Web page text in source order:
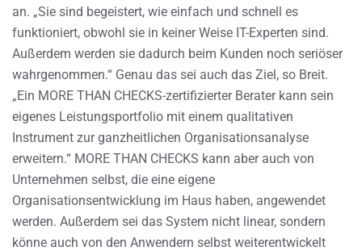
an. „Sie sind begeistert, wie einfach und schnell es
funktioniert, obwohl sie in keiner Weise IT-Experten sind.
Außerdem werden sie dadurch beim Kunden noch seriöser
wahrgenommen.“ Genau das sei auch das Ziel, so Breit.
„Ein MORE THAN CHECKS-zertifizierter Berater kann sein
eigenes Leistungsportfolio mit einem qualitativen
Instrument zur ganzheitlichen Organisationsanalyse
erweitern.“ MORE THAN CHECKS kann aber auch von
Unternehmen selbst, die eine eigene
Organisationsentwicklung im Haus haben, angewendet
werden. Außerdem sei das System nicht linear, sondern
könne auch von den Anwendern selbst weiterentwickelt